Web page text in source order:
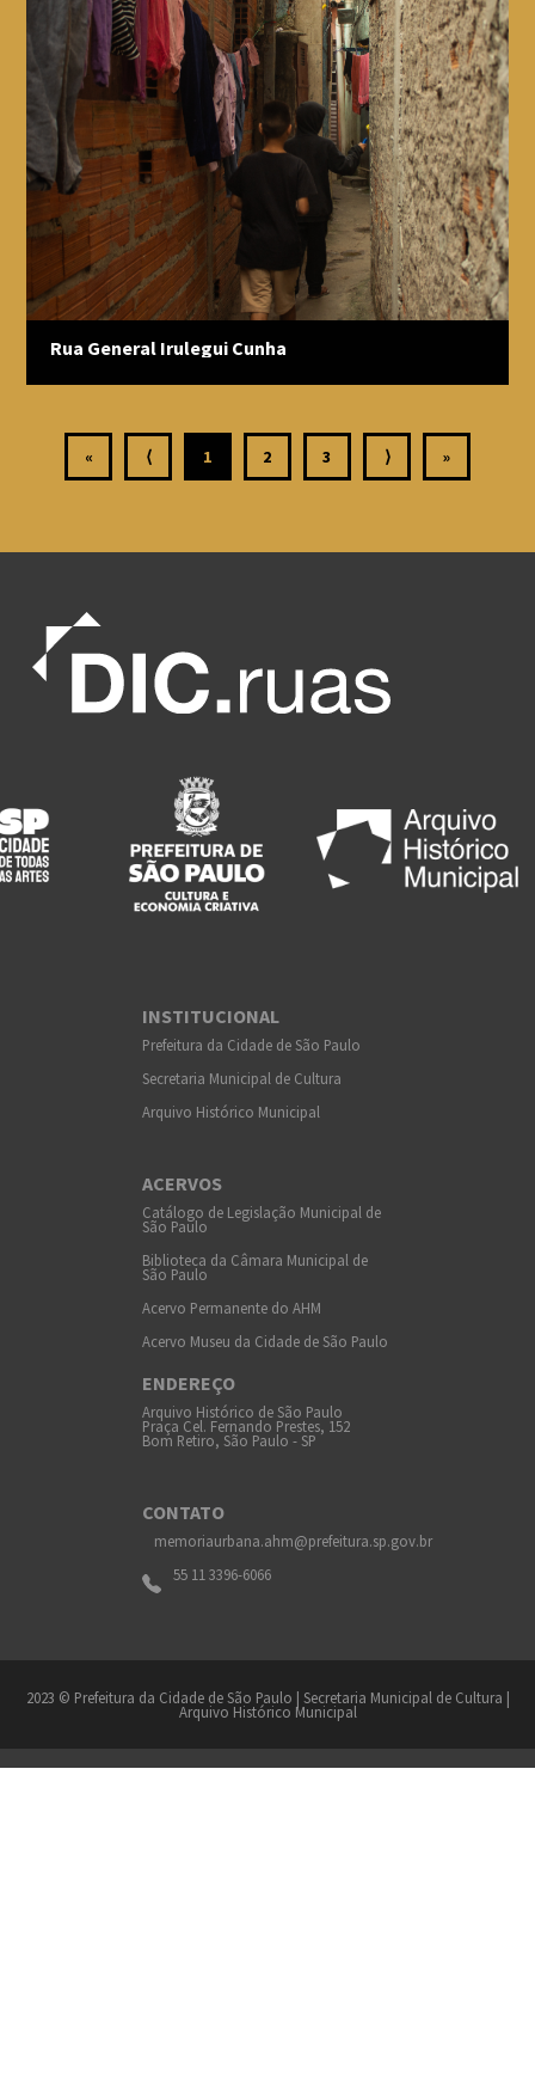
Rua General Irulegui Cunha
« ⟨ 1 2 3 ⟩ »
INSTITUCIONAL
Prefeitura da Cidade de São Paulo
Secretaria Municipal de Cultura
Arquivo Histórico Municipal
ACERVOS
Catálogo de Legislação Municipal de
São Paulo
Biblioteca da Câmara Municipal de
São Paulo
Acervo Permanente do AHM
Acervo Museu da Cidade de São Paulo
ENDEREÇO
Arquivo Histórico de São Paulo
Praça Cel. Fernando Prestes, 152
Bom Retiro, São Paulo - SP
CONTATO
memoriaurbana.ahm@prefeitura.sp.gov.br
55 11 3396-6066
2023 © Prefeitura da Cidade de São Paulo | Secretaria Municipal de Cultura |
Arquivo Histórico Municipal